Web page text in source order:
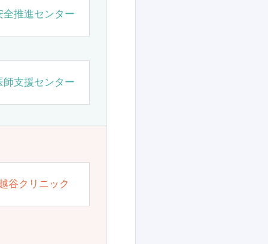
全推進センター
師支援センター
谷クリニック